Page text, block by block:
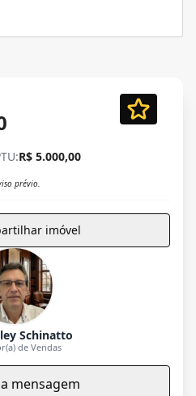
R$ 5.000,00
prévio.
imóvel
Schinatto
de Vendas
mensagem